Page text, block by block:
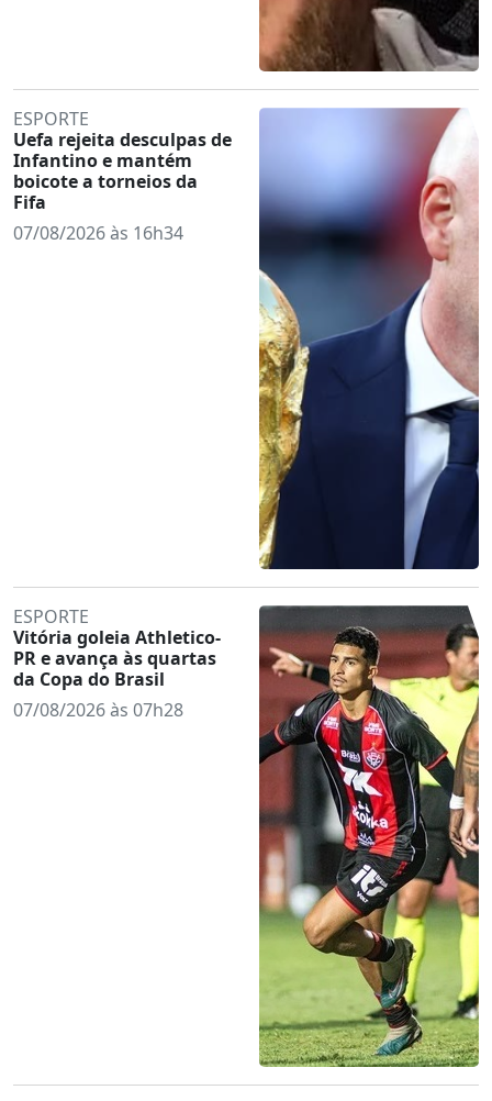
ESPORTE
Uefa rejeita desculpas de
Infantino e mantém
boicote a torneios da
Fifa
07/08/2026 às 16h34
ESPORTE
Vitória goleia Athletico-
PR e avança às quartas
da Copa do Brasil
07/08/2026 às 07h28